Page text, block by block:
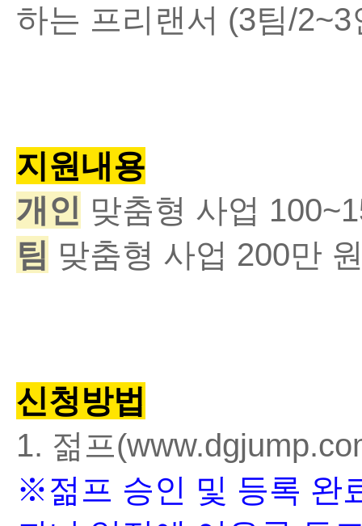
하는 프리랜서 (3팀/2~3
지원내용
개인 맞춤형 사업
팀 맞춤형 사업 200만
신청방법
1. 젊프
※젊프 승인 및 등록 완